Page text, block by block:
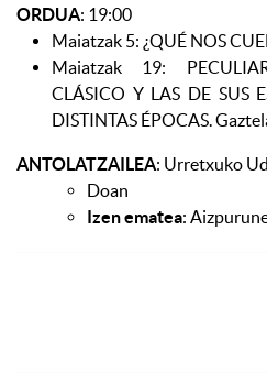
ORDUA: 19:00
Maiatzak 5: ¿QUÉ NOS
Maiatzak 19:
CLÁSICO Y LAS DE SUS
DISTINTAS ÉPOCAS.
ANTOLATZAILEA: Urretxuko
Doan
Izen ematea: